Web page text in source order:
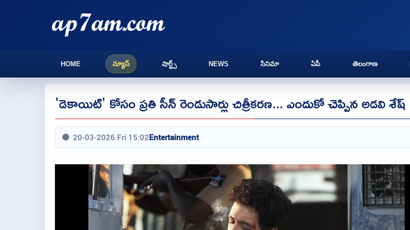
HOME న్యూస్ షార్ట్స్ NEWS సినిమా ఏపీ తెలంగాణ
'డెకాయిట్' కోసం ప్రతి సీన్ రెండుసార్లు చిత్రీకరణ... ఎందుకో చెప్పిన అడవి శేష్
20-03-2026 Fri 15:02Entertainment